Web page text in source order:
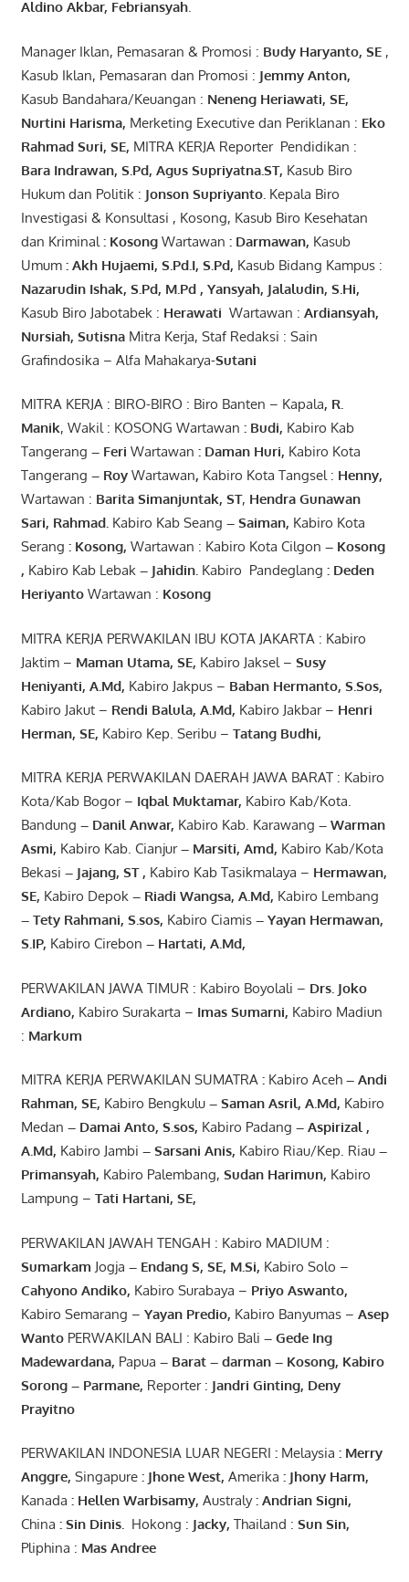
Aldino Akbar, Febriansyah.
Manager Iklan, Pemasaran & Promosi : Budy Haryanto, SE,
Kasub Iklan, Pemasaran dan Promosi : Jemmy Anton,
Kasub Bandahara/Keuangan : Neneng Heriawati, SE,
Nurtini Harisma, Merketing Executive dan Periklanan : Eko
Rahmad Suri, SE, MITRA KERJA Reporter Pendidikan :
Bara Indrawan, S.Pd, Agus Supriyatna.ST, Kasub Biro
Hukum dan Politik : Jonson Supriyanto. Kepala Biro
Investigasi & Konsultasi , Kosong, Kasub Biro Kesehatan
dan Kriminal : KosongWartawan : Darmawan, Kasub
Umum : Akh Hujaemi, S.Pd.I, S.Pd, Kasub Bidang Kampus :
Nazarudin Ishak, S.Pd, M.Pd, Yansyah, Jalaludin, S.Hi,
Kasub Biro Jabotabek : Herawati Wartawan : Ardiansyah,
Nursiah, SutisnaMitra Kerja, Staf Redaksi : Sain
Grafindosika – Alfa Mahakarya-Sutani
MITRA KERJA : BIRO-BIRO : Biro Banten – Kapala, R.
Manik, Wakil : KOSONG Wartawan : Budi, Kabiro Kab
Tangerang – Feri Wartawan : Daman Huri, Kabiro Kota
Tangerang – RoyWartawan, Kabiro Kota Tangsel : Henny,
Wartawan : Barita Simanjuntak, ST, Hendra Gunawan
Sari, Rahmad. Kabiro Kab Seang – Saiman, Kabiro Kota
Serang : Kosong, Wartawan : Kabiro Kota Cilgon – Kosong
, Kabiro Kab Lebak– Jahidin. Kabiro Pandeglang : Deden
Heriyanto Wartawan : Kosong
MITRA KERJA PERWAKILAN IBU KOTA JAKARTA : Kabiro
Jaktim – Maman Utama, SE, Kabiro Jaksel – Susy
Heniyanti, A.Md, Kabiro Jakpus – Baban Hermanto, S.Sos,
Kabiro Jakut – Rendi Balula, A.Md, Kabiro Jakbar – Henri
Herman, SE, Kabiro Kep. Seribu – Tatang Budhi,
MITRA KERJA PERWAKILAN DAERAH JAWA BARAT : Kabiro
Kota/Kab Bogor – Iqbal Muktamar, Kabiro Kab/Kota.
Bandung – Danil Anwar, Kabiro Kab. Karawang –Warman
Asmi, Kabiro Kab. Cianjur– Marsiti, Amd, Kabiro Kab/Kota
Bekasi – Jajang, ST , Kabiro Kab Tasikmalaya – Hermawan,
SE, Kabiro Depok– Riadi Wangsa, A.Md, Kabiro Lembang
– Tety Rahmani, S.sos, Kabiro Ciamis– Yayan Hermawan,
S.IP, Kabiro Cirebon – Hartati, A.Md,
PERWAKILAN JAWA TIMUR : Kabiro Boyolali – Drs. Joko
Ardiano, Kabiro Surakarta – Imas Sumarni, Kabiro Madiun
: Markum
MITRA KERJA PERWAKILAN SUMATRA :Kabiro Aceh– Andi
Rahman, SE, Kabiro Bengkulu– Saman Asril, A.Md, Kabiro
Medan – Damai Anto, S.sos, Kabiro Padang – Aspirizal ,
A.Md, Kabiro Jambi – Sarsani Anis, Kabiro Riau/Kep. Riau–
Primansyah, Kabiro Palembang, Sudan Harimun, Kabiro
Lampung – Tati Hartani, SE,
PERWAKILAN JAWAH TENGAH : Kabiro MADIUM :
Sumarkam Jogja – EndangS, SE, M.Si, Kabiro Solo –
Cahyono Andiko, Kabiro Surabaya – Priyo Aswanto,
Kabiro Semarang – Yayan Predio, Kabiro Banyumas – Asep
WantoPERWAKILAN BALI : Kabiro Bali – Gede Ing
Madewardana, Papua – Barat – darman– Kosong, Kabiro
Sorong– Parmane, Reporter : Jandri Ginting, Deny
Prayitno
PERWAKILAN INDONESIA LUAR NEGERI : Melaysia : Merry
Anggre, Singapure: JhoneWest, Amerika : JhonyHarm,
Kanada : Hellen Warbisamy, Australy: Andrian Signi,
China : Sin Dinis. Hokong : Jacky, Thailand : Sun Sin,
Pliphina : Mas Andree